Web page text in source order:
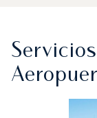
Servicios